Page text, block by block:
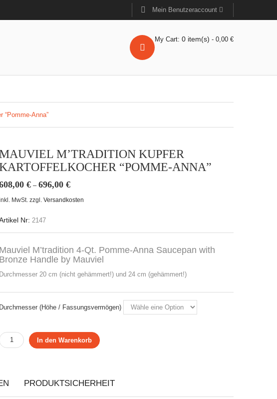
Mein Benutzeraccount
My Cart: 0 item(s) - 0,00 €
“Pomme-Anna”
M’TRADITION KUPFER
“POMME-ANNA”
€ – 696,00 €
MwSt. zzgl. Versandkosten
Nr: 2147
Mauviel M’tradition 4-Qt. Pomme-Anna Saucepan with
Bronze Handle by Mauviel
Durchmesser 20 cm (nicht gehämmert!) und 24 cm (gehämmert!)
Durchmesser (Höhe / Fassungsvermögen)
In den Warenkorb
PRODUKTSICHERHEIT